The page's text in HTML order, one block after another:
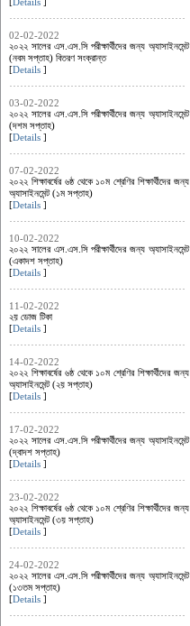
02-02-2022
২০২২ সালের এস.এস.সি পরীক্ষার্থীদের জন্য অ্যাসাইনমেন্ট
(নবম সপ্তাহ) বিতরণ সংক্রান্ত
[Details ]
03-02-2022
২০২২ সালের এস.এস.সি পরীক্ষার্থীদের জন্য অ্যাসাইনমেন্ট
(দশম সপ্তাহ)
[Details ]
07-02-2022
২০২২ শিক্ষাবর্ষের ৬ষ্ঠ থেকে ১০ম শ্রেণির শিক্ষার্থীদের জন্য
অ্যাসাইনমেন্ট (১ম সপ্তাহ)
[Details ]
10-02-2022
২০২২ সালের এস.এস.সি পরীক্ষার্থীদের জন্য অ্যাসাইনমেন্ট
(একাদশ সপ্তাহ)
[Details ]
11-02-2022
২য় ডোজ টিকা
[Details ]
14-02-2022
২০২২ শিক্ষাবর্ষের ৬ষ্ঠ থেকে ১০ম শ্রেণির শিক্ষার্থীদের জন্য
অ্যাসাইনমেন্ট (২য় সপ্তাহ)
[Details ]
17-02-2022
২০২২ সালের এস.এস.সি পরীক্ষার্থীদের জন্য অ্যাসাইনমেন্ট
(দ্বাদশ সপ্তাহ)
[Details ]
23-02-2022
২০২২ শিক্ষাবর্ষের ৬ষ্ঠ থেকে ১০ম শ্রেণির শিক্ষার্থীদের জন্য
অ্যাসাইনমেন্ট (৩য় সপ্তাহ)
[Details ]
24-02-2022
২০২২ সালের এস.এস.সি পরীক্ষার্থীদের জন্য অ্যাসাইনমেন্ট
(১৩তম সপ্তাহ)
[Details ]